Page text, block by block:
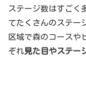
ステージ数はすごく
てたくさんのステー
区域で森のコースや
ぞれ見た目やステー